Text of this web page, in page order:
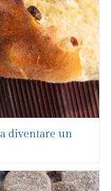
diventare un